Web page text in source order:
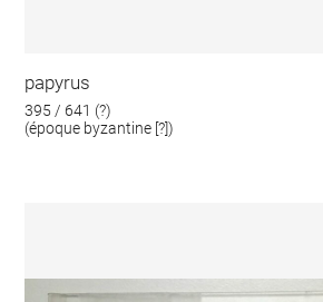
papyrus
395 / 641 (?)
(époque byzantine [?])